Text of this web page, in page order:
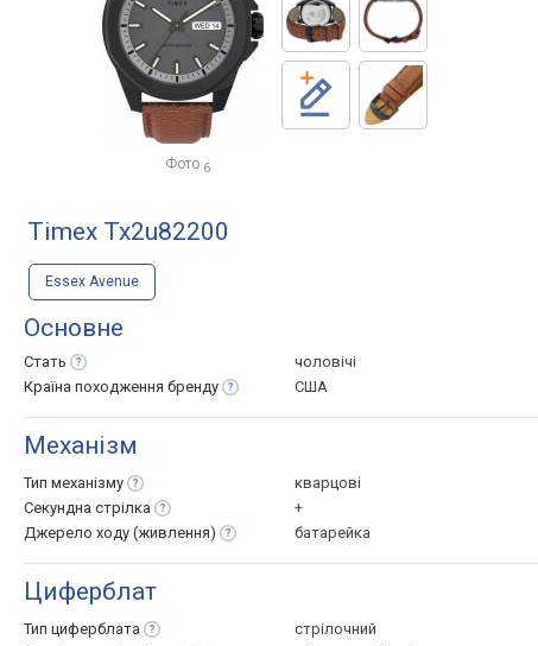
Фото 6
Timex Tx2u82200
Essex Avenue
Основне
Стать
чоловічі
Країна походження бренду США
Механізм
Тип механізму
кварцові
Секундна стрілка
+
Джерело ходу (живлення) батарейка
Циферблат
Тип циферблата
стрілочний